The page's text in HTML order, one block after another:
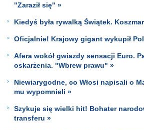
"Zaraził się" »
Kiedyś była rywalką Świątek.
Oficjalnie! Krajowy gigant wykupił
Afera wokół gwiazdy sensacji Euro.
oskarżenia. "Wbrew prawu" »
Niewiarygodne, co Włosi napisali o
mu wypomnieli »
Szykuje się wielki hit! Bohater
transferu »